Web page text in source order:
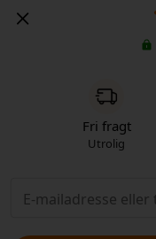
Fri fragt
Utrolig